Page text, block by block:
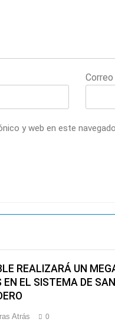
y web en este
REALIZARÁ UN
EN EL SISTEMA DE
Atrás 0